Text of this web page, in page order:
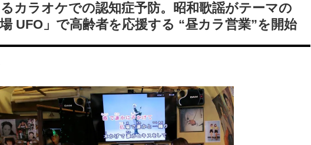
カラオケでの認知症予防。昭和歌謡がテーマの
場 UFO」で高齢者を応援する “昼カラ営業”を開始